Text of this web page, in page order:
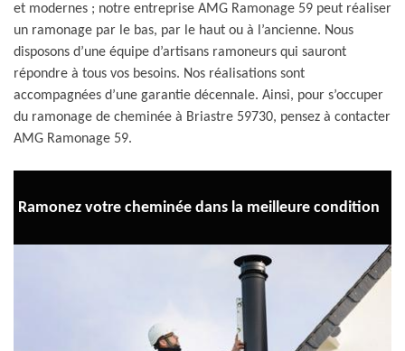
et modernes ; notre entreprise AMG Ramonage 59 peut réaliser
un ramonage par le bas, par le haut ou à l’ancienne. Nous
disposons d’une équipe d’artisans ramoneurs qui sauront
répondre à tous vos besoins. Nos réalisations sont
accompagnées d’une garantie décennale. Ainsi, pour s’occuper
du ramonage de cheminée à Briastre 59730, pensez à contacter
AMG Ramonage 59.
Ramonez votre cheminée dans la meilleure condition